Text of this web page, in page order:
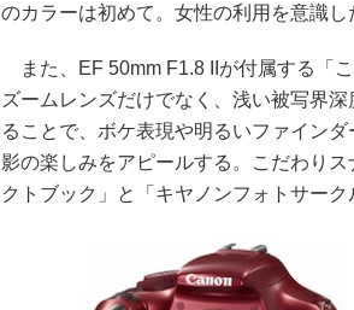
のカラーは初めて。女性の利用を意識し
また、EF 50mm F1.8 IIが付属する「
ズームレンズだけでなく、浅い被写界
ることで、ボケ表現や明るいファイン
影の楽しみをアピールする。こだわり
クトブック」と「キヤノンフォトサー